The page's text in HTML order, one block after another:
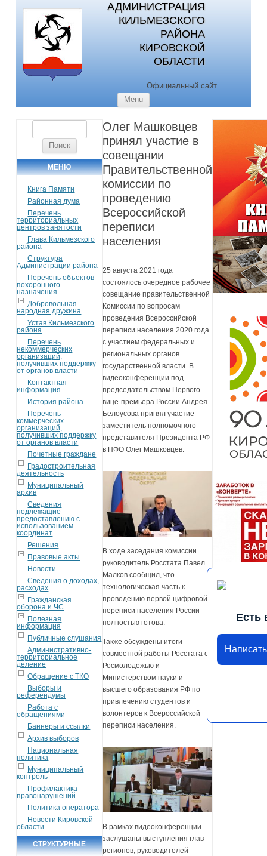
АДМИНИСТРАЦИЯ
КИЛЬМЕЗСКОГО
РАЙОНА
КИРОВСКОЙ
ОБЛАСТИ
Официальный сайт
Menu
МЕНЮ
Книга Памяти
Районная дума
Перечень
территориальных
центров занятости
Глава Кильмезского
района
Структура
Администрации района
Перечень объектов
похоронного
назначения
Добровольная
народная дружина
Устав Кильмезского
района
Перечень
некоммерческих
организаций,
получивших поддержку
от органов власти
Контактная
информация
История района
Перечень
коммерческих
организаций,
получивших поддержку
от органов власти
Почетные граждане
Градостроительная
деятельность
Муниципальный
архив
Сведения
подлежащие
предоставлению с
использованием
координат
Решения
Правовые акты
Новости
Сведения о доходах,
расходах
Гражданская
оборона и ЧС
Полезная
информация
Публичные слушания
Административно-
территориальное
деление
Обращение с ТКО
Выборы и
референдумы
Работа с
обращениями
Баннеры и ссылки
Архив выборов
Национальная
политика
Муниципальный
контроль
Профилактика
правонарушений
Политика оператора
Новости Кировской
области
СТРУКТУРНЫЕ
Олег Машковцев
принял участие в
совещании
Правительственной
комиссии по
проведению
Всероссийской
переписи
населения
25 августа 2021 года
состоялось очередное рабочее
совещание правительственной
Комиссии по вопросам
проведения Всероссийской
переписи населения 2020 года
с участием федеральных и
региональных органов
государственной власти. В
видеоконференции под
председательством Первого
вице-премьера России Андрея
Белоусова принял участие
заместитель полномочного
представителя Президента РФ
в ПФО Олег Машковцев.
В ходе заседания комиссии
руководитель Росстата Павел
Малков сообщил, что
технологическая часть к
проведению первой цифровой
переписи населения России
полностью готова.
Также обсуждены итоги
совместной работы Росстата с
Росмолодежью и
Министерством науки и
высшего образования РФ по
привлечению студентов и
волонтеров к Всероссийской
переписи населения.
В рамках видеоконференции
заслушаны выступления глав
регионов, руководителей
Есть